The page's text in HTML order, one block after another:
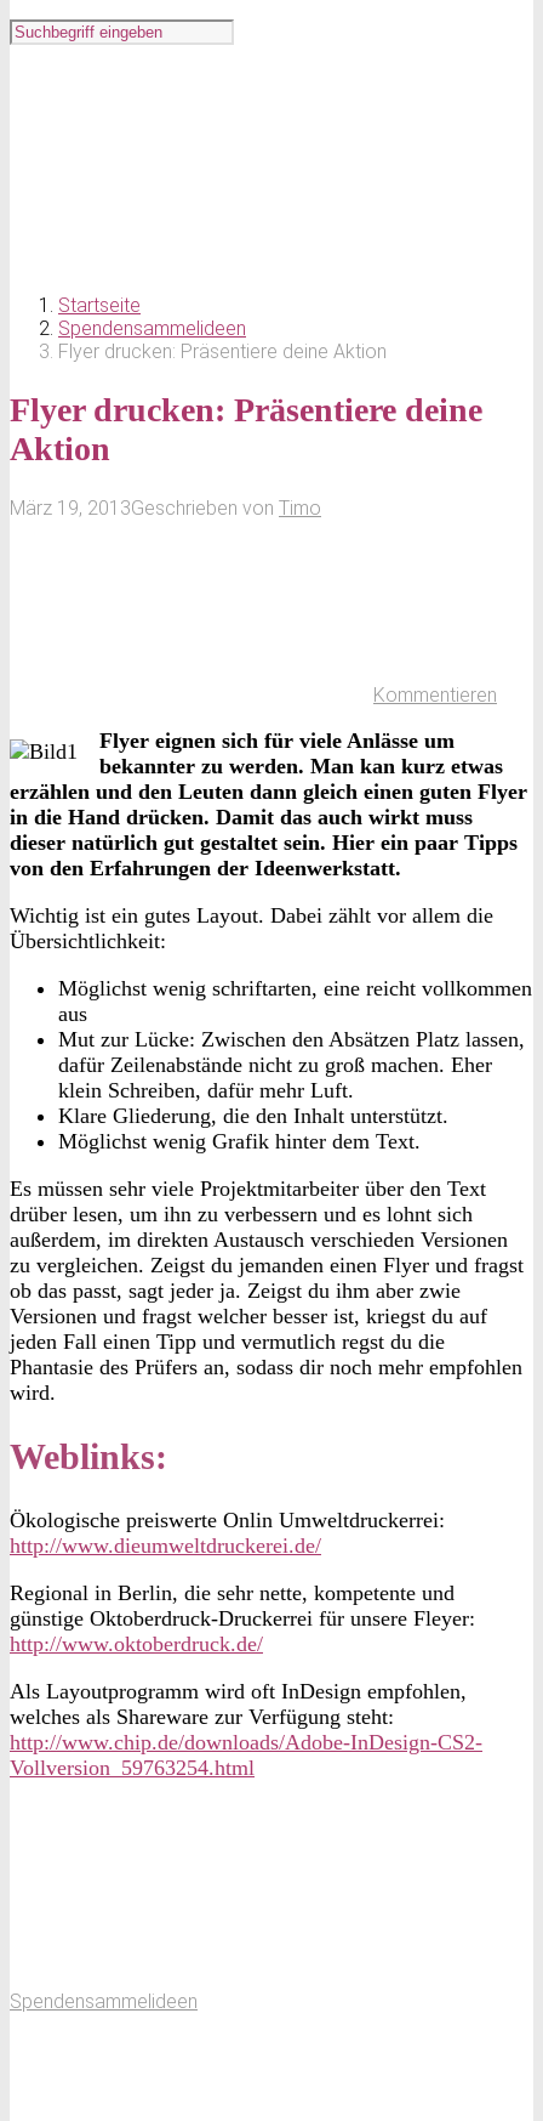
Startseite
Spendensammelideen
Flyer drucken: Präsentiere deine Aktion
Flyer drucken: Präsentiere deine
Aktion
März 19, 2013Geschrieben von Timo
Kommentieren
Flyer eignen sich für viele Anlässe um
bekannter zu werden. Man kan kurz etwas
erzählen und den Leuten dann gleich einen guten Flyer
in die Hand drücken. Damit das auch wirkt muss
dieser natürlich gut gestaltet sein. Hier ein paar Tipps
von den Erfahrungen der Ideenwerkstatt.
Wichtig ist ein gutes Layout. Dabei zählt vor allem die
Übersichtlichkeit:
Möglichst wenig schriftarten, eine reicht vollkommen
aus
Mut zur Lücke: Zwischen den Absätzen Platz lassen,
dafür Zeilenabstände nicht zu groß machen. Eher
klein Schreiben, dafür mehr Luft.
Klare Gliederung, die den Inhalt unterstützt.
Möglichst wenig Grafik hinter dem Text.
Es müssen sehr viele Projektmitarbeiter über den Text
drüber lesen, um ihn zu verbessern und es lohnt sich
außerdem, im direkten Austausch verschieden Versionen
zu vergleichen. Zeigst du jemanden einen Flyer und fragst
ob das passt, sagt jeder ja. Zeigst du ihm aber zwie
Versionen und fragst welcher besser ist, kriegst du auf
jeden Fall einen Tipp und vermutlich regst du die
Phantasie des Prüfers an, sodass dir noch mehr empfohlen
wird.
Weblinks:
Ökologische preiswerte Onlin Umweltdruckerrei:
http://www.dieumweltdruckerei.de/
Regional in Berlin, die sehr nette, kompetente und
günstige Oktoberdruck-Druckerrei für unsere Fleyer:
http://www.oktoberdruck.de/
Als Layoutprogramm wird oft InDesign empfohlen,
welches als Shareware zur Verfügung steht:
http://www.chip.de/downloads/Adobe-InDesign-CS2-
Vollversion_59763254.html
Spendensammelideen